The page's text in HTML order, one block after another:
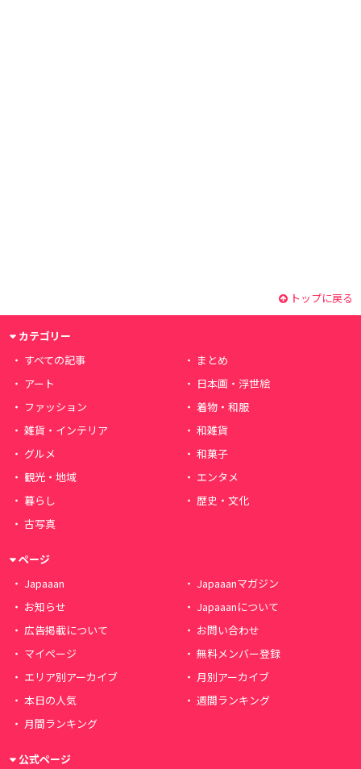
トップに戻る
カテゴリー
すべての記事
まとめ
アート
日本画・浮世絵
ファッション
着物・和服
雑貨・インテリア
和雑貨
グルメ
和菓子
観光・地域
エンタメ
暮らし
歴史・文化
古写真
ページ
Japaaan
Japaaanマガジン
お知らせ
Japaaanについて
広告掲載について
お問い合わせ
マイページ
無料メンバー登録
エリア別アーカイブ
月別アーカイブ
本日の人気
週間ランキング
月間ランキング
公式ページ